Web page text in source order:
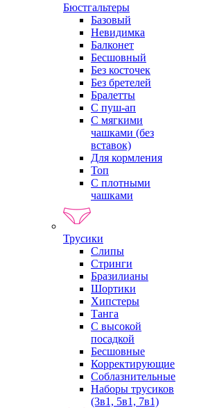
Бюстгальтеры
Базовый
Невидимка
Балконет
Бесшовный
Без косточек
Без бретелей
Бралетты
С пуш-ап
С мягкими
чашками (без
вставок)
Для кормления
Топ
С плотными
чашками
Трусики
Слипы
Стринги
Бразилианы
Шортики
Хипстеры
Танга
С высокой
посадкой
Бесшовные
Корректирующие
Соблазнительные
Наборы трусиков
(3в1, 5в1, 7в1)